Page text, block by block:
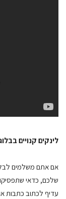
לינקים קנויים
אם אתם משלמים
שלכם, כדאי שתפסיקו
עדיף לכתוב כתבות